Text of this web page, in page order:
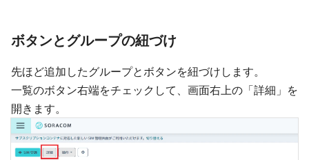
ボタンとグループの紐づけ
先ほど追加したグループとボタンを紐づけします。
一覧のボタン右端をチェックして、画面右上の「詳細」を
開きます。